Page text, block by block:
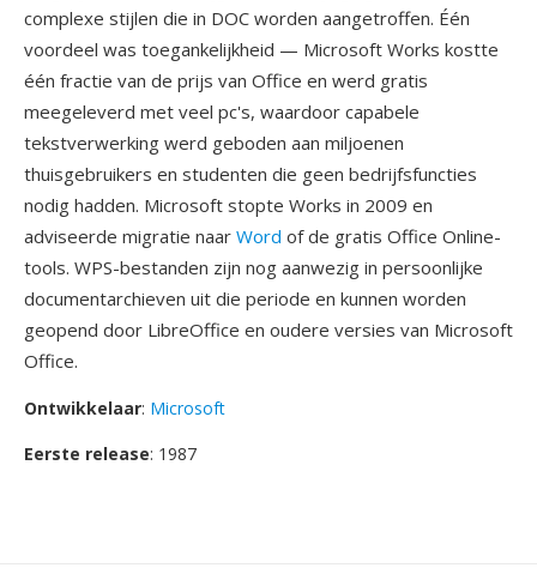
complexe stijlen die in DOC worden aangetroffen. Één
voordeel was toegankelijkheid — Microsoft Works kostte
één fractie van de prijs van Office en werd gratis
meegeleverd met veel pc's, waardoor capabele
tekstverwerking werd geboden aan miljoenen
thuisgebruikers en studenten die geen bedrijfsfuncties
nodig hadden. Microsoft stopte Works in 2009 en
adviseerde migratie naar Word of de gratis Office Online-
tools. WPS-bestanden zijn nog aanwezig in persoonlijke
documentarchieven uit die periode en kunnen worden
geopend door LibreOffice en oudere versies van Microsoft
Office.
Ontwikkelaar: Microsoft
Eerste release: 1987